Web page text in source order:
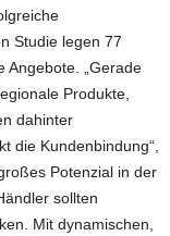
Studie legen 77
Angebote. „Gerade
Produkte,
dahinter
die Kundenbindung“,
Potenzial in der
sollten
Mit dynamischen,